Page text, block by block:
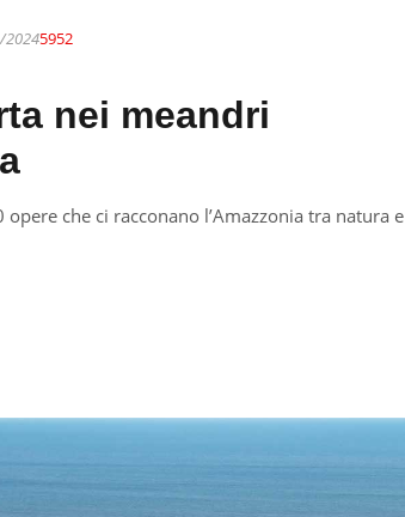
20245952
nei meandri
che ci racconano l’Amazzonia tra natura e